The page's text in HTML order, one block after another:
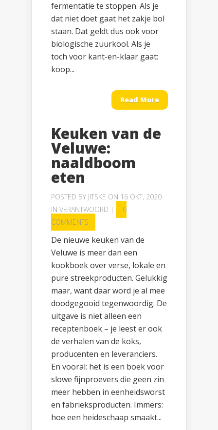
fermentatie te stoppen. Als je
dat niet doet gaat het zakje bol
staan. Dat geldt dus ook voor
biologische zuurkool. Als je
toch voor kant-en-klaar gaat:
koop...
Read More
Keuken van de
Veluwe:
naaldboom
eten
POSTED BY JITSKE ON 16 OKT, 2020
IN VERANTWOORD |
0
COMMENTS
De nieuwe keuken van de
Veluwe is meer dan een
kookboek over verse, lokale en
pure streekproducten. Gelukkig
maar, want daar word je al mee
doodgegooid tegenwoordig. De
uitgave is niet alleen een
receptenboek – je leest er ook
de verhalen van de koks,
producenten en leveranciers.
En vooral: het is een boek voor
slowe fijnproevers die geen zin
meer hebben in eenheidsworst
en fabrieksproducten. Immers:
hoe een heideschaap smaakt...